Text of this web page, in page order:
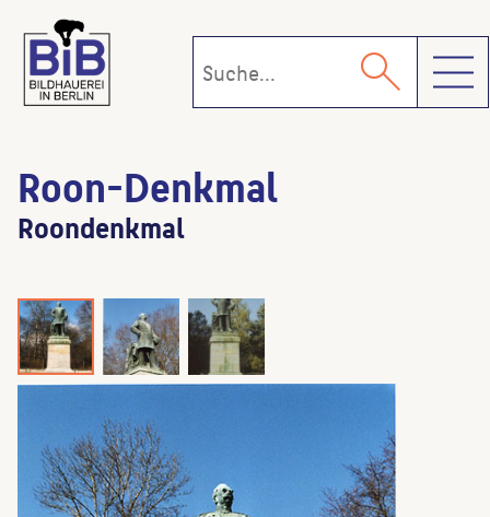
Roon-Denkmal
Roondenkmal